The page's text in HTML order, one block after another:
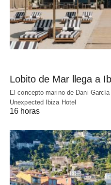
Lobito de Mar llega a
El concepto marino de Dani
Unexpected Ibiza Hotel
16 horas